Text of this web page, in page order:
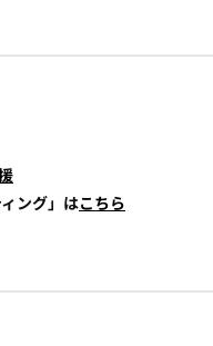
ング」はこちら